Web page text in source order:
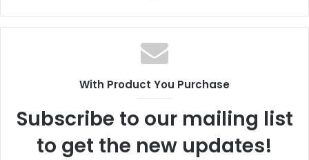
b
s
i
e
With Product You Purchase
Subscribe to our mailing list
to get the new updates!